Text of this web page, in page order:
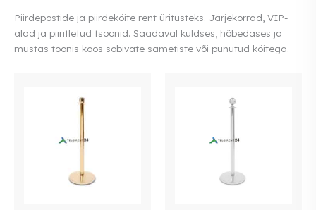
Piirdepostide ja piirdeköite rent üritusteks. Järjekorrad, VIP-
alad ja piiritletud tsoonid. Saadaval kuldses, hõbedases ja
mustas toonis koos sobivate sametiste või punutud köitega.